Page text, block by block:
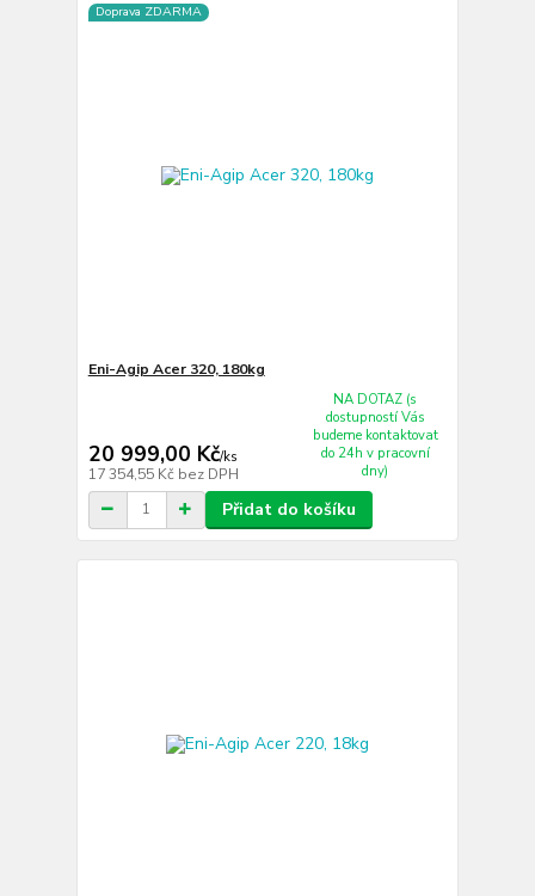
Doprava ZDARMA
Eni-Agip Acer 320, 180kg
20 999,00 Kč/ks
17 354,55 Kč bez DPH
NA DOTAZ (s
dostupností Vás
budeme kontaktovat
do 24h v pracovní
dny)
Přidat do košíku